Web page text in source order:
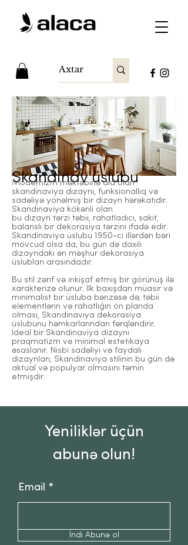
Skandinav üslubu
Modernizm məktəbinə aid olan
skandinaviya dizaynı, funksionallıq və
sadəliyə yönəlmiş bir dizayn hərəkatıdır.
Skandinaviya kökənli olan
bu dizayn tərzi təbii, rahatladıcı, sakit,
balanslı bir dekorasiya tərzini ifadə edir.
Skandinaviya üslubu 1950-ci illərdən bəri
mövcud olsa da, bu gün də daxili
dizayndakı ən məşhur dekorasiya
üslubları arasındadır.
Bu stil zərif və inkişaf etmiş bir görünüş ilə
xarakterizə olunur. İlk baxışdan müasir və
minimalist bir üsluba bənzəsə də, təbii
elementlərin və rahatlığın ön planda
olması, Skandinaviya dekorasiya
üslubunu həmkarlarından fərqləndirir.
İdeal bir Skandinaviya dizaynı
praqmatizm və minimal estetikaya
əsaslanır. Nisbi sadəliyi və faydalı
dizaynları, Skandinaviya stilinin bu gün də
aktual və populyar olmasını təmin
etmişdir.
Yeniliklər üçün
abunə olun!
Email
İndi Abunə ol